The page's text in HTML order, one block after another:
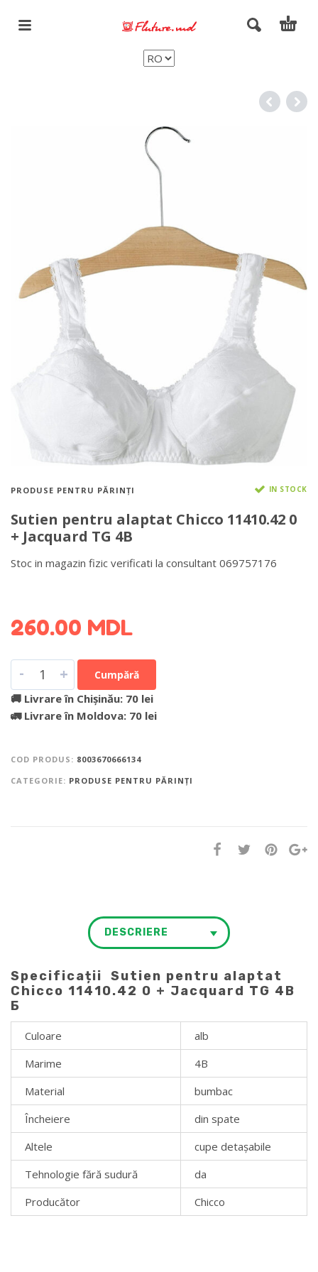
PRODUSE PENTRU PĂRINȚI IN STOCK
Sutien pentru alaptat Chicco 11410.42 0
+ Jacquard TG 4B
Stoc in magazin fizic verificati la consultant 069757176
260.00 MDL
- + Cumpără
🚚 Livrare în Chișinău: 70 lei
🚛 Livrare în Moldova: 70 lei
COD PRODUS: 8003670666134
CATEGORIE: PRODUSE PENTRU PĂRINȚI
DESCRIERE
Specificații Sutien pentru alaptat
Chicco 11410.42 0 + Jacquard TG 4B
Б
Culoare
alb
Marime
4B
Material
bumbac
Încheiere
din spate
Altele
cupe detașabile
Tehnologie fără sudură
da
Producător
Chicco